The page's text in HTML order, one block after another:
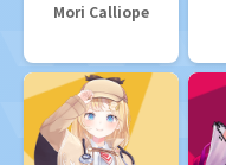
Mori Calliope